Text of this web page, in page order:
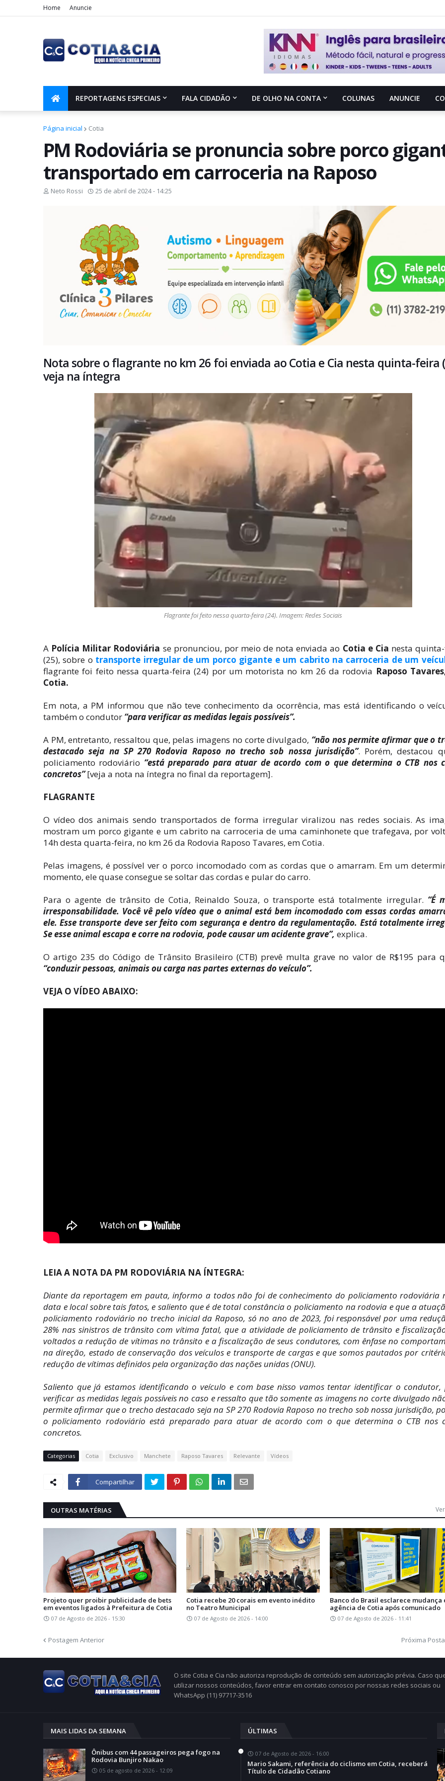
Home Anuncie
REPORTAGENS ESPECIAIS FALA CIDADÃO DE OLHO NA CONTA COLUNAS ANUNCIE
Página inicial Cotia
PM Rodoviária se pronuncia sobre porco
transportado em carroceria na Raposo
Neto Rossi 25 de abril de 2024 - 14:25
Nota sobre o flagrante no km 26 foi enviada ao Cotia e Cia nesta quinta-feira
veja na íntegra
Flagrante foi feito nessa quarta-feira (24). Imagem: Redes Sociais
A Polícia Militar Rodoviária se pronunciou, por meio de nota enviada ao Cotia e Cia nesta
(25), sobre o transporte irregular de um porco gigante e um cabrito na carroceria de um
flagrante foi feito nessa quarta-feira (24) por um motorista no km 26 da rodovia Raposo
Cotia.
Em nota, a PM informou que não teve conhecimento da ocorrência, mas está identificando o
também o condutor “para verificar as medidas legais possíveis”.
A PM, entretanto, ressaltou que, pelas imagens no corte divulgado, “não nos permite afirmar que o
destacado seja na SP 270 Rodovia Raposo no trecho sob nossa jurisdição”. Porém, destacou
policiamento rodoviário “está preparado para atuar de acordo com o que determina o CTB nos
concretos”[veja a nota na íntegra no final da reportagem].
FLAGRANTE
O vídeo dos animais sendo transportados de forma irregular viralizou nas redes sociais. As
mostram um porco gigante e um cabrito na carroceria de uma caminhonete que trafegava, por
14h desta quarta-feira, no km 26 da Rodovia Raposo Tavares, em Cotia.
Pelas imagens, é possível ver o porco incomodado com as cordas que o amarram. Em um
momento, ele quase consegue se soltar das cordas e pular do carro.
Para o agente de trânsito de Cotia, Reinaldo Souza, o transporte está totalmente irregular. “É
irresponsabilidade. Você vê pelo vídeo que o animal está bem incomodado com essas cordas
ele. Esse transporte deve ser feito com segurança e dentro da regulamentação. Está totalmente
Se esse animal escapa e corre na rodovia, pode causar um acidente grave”, explica.
O artigo 235 do Código de Trânsito Brasileiro (CTB) prevê multa grave no valor de R$195 para
“conduzir pessoas, animais ou carga nas partes externas do veículo”.
VEJA O VÍDEO ABAIXO:
LEIA A NOTA DA PM RODOVIÁRIA NA ÍNTEGRA:
Diante da reportagem em pauta, informo a todos não foi de conhecimento do policiamento rodoviária
data e local sobre tais fatos, e saliento que é de total constância o policiamento na rodovia e que a
policiamento rodoviário no trecho inicial da Raposo, só no ano de 2023, foi responsável por uma
28% nas sinistros de trânsito com vítima fatal, que a atividade de policiamento de trânsito e
voltados a redução de vítimas no trânsito e a fiscalização de seus condutores, com ênfase no
na direção, estado de conservação dos veículos e transporte de cargas e que somos pautados por
redução de vítimas definidos pela organização das nações unidas (ONU).
Saliento que já estamos identificando o veículo e com base nisso vamos tentar identificar o condutor,
verificar as medidas legais possíveis no caso e ressalto que tão somente as imagens no corte divulgado
permite afirmar que o trecho destacado seja na SP 270 Rodovia Raposo no trecho sob nossa jurisdição,
o policiamento rodoviário está preparado para atuar de acordo com o que determina o CTB nos
concretos.
Categorias Cotia Exclusivo Manchete Raposo Tavares Relevante Vídeos
Compartilhar
OUTRAS MATÉRIAS
Projeto quer proibir publicidade de bets
em eventos ligados à Prefeitura de Cotia
07 de Agosto de 2026 - 15:30
Cotia recebe 20 corais em evento inédito
no Teatro Municipal
07 de Agosto de 2026 - 14:00
Banco do Brasil esclarece mudança
agência de Cotia após comunicado
07 de Agosto de 2026 - 11:41
Postagem Anterior Próxima
O site Cotia e Cia não autoriza reprodução de conteúdo sem autorização prévia. Caso
utilizar nossos conteúdos, favor entrar em contato conosco por nossas redes sociais ou
WhatsApp (11) 97717-3516
MAIS LIDAS DA SEMANA
Ônibus com 44 passageiros pega fogo na
Rodovia Bunjiro Nakao
05 de agosto de 2026 - 12:09
ÚLTIMAS
07 de Agosto de 2026 - 16:00
Mario Sakami, referência do ciclismo em Cotia, receberá
Título de Cidadão Cotiano